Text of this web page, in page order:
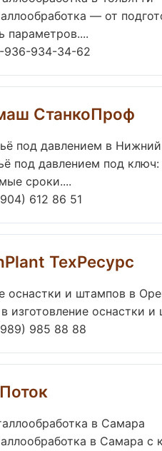
— от
параметров....
936-934-34-62
СтанкоПроф
под давлением в
под давлением под
сроки....
612 86 51
ТехРесурс
оснастки и штампов в
изготовление оснастки
985 88 88
в Самара
в Самара с